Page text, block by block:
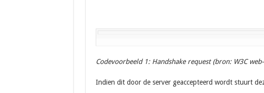
Codevoorbeeld 1: Handshake request (bron: W3C
Indien dit door de server geaccepteerd wordt stuurt